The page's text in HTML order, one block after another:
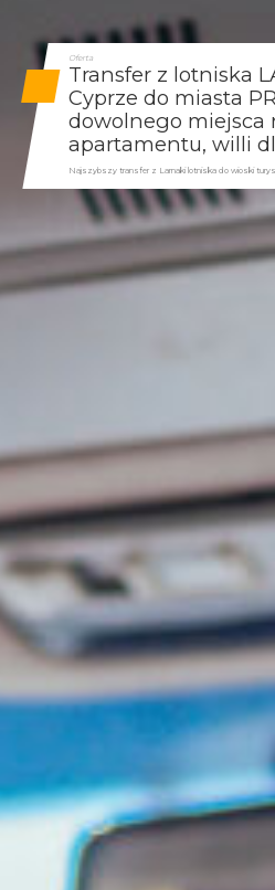
Oferta
Transfer z lotniska
Cyprze do miasta
dowolnego miejsca
apartamentu, willi
Najszybszy transfer z Larnaki lotniska do wioski